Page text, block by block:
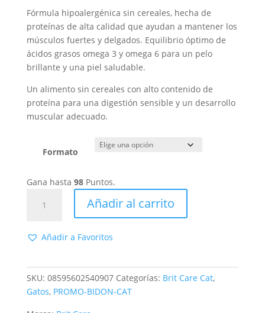
8,13 €
hasta
98,12 €
Fórmula hipoalergénica sin cereales, hecha de
proteínas de alta calidad que ayudan a mantener los
músculos fuertes y delgados. Equilibrio óptimo de
ácidos grasos omega 3 y omega 6 para un pelo
brillante y una piel saludable.
Un alimento sin cereales con alto contenido de
proteína para una digestión sensible y un desarrollo
muscular adecuado.
Formato
Gana hasta 98Puntos.
Adult
Power
Vitality
Añadir al carrito
Añadir a Favoritos
SKU: 08595602540907 Categorías: Brit Care Cat,
Gatos, PROMO-BIDON-CAT